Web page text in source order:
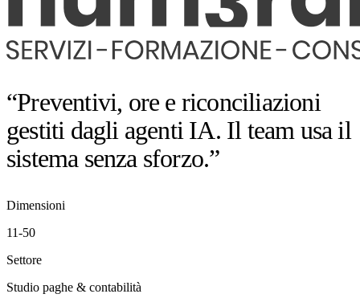
Prodotti
Chi siamo
Check-up IA 3 min
“Preventivi, ore e riconciliazioni
gestiti dagli agenti IA. Il team usa il
sistema senza sforzo.”
Dimensioni
11-50
Settore
Studio paghe & contabilità